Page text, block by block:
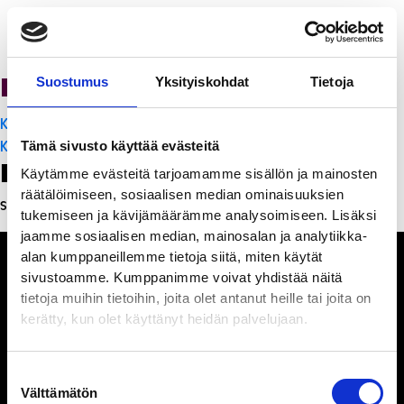
Suostumus Yksityiskohdat Tietoja
Tämä sivusto käyttää evästeitä
Käytämme evästeitä tarjoamamme sisällön ja mainosten
räätälöimiseen, sosiaalisen median ominaisuuksien
tukemiseen ja kävijämäärämme analysoimiseen. Lisäksi
jaamme sosiaalisen median, mainosalan ja analytiikka-
alan kumppaneillemme tietoja siitä, miten käytät
sivustoamme. Kumppanimme voivat yhdistää näitä
tietoja muihin tietoihin, joita olet antanut heille tai joita on
kerätty, kun olet käyttänyt heidän palvelujaan.
valinta
Välttämätön
PanchoVilla
Artikkelien
selaus
K-Citymarket Pori Puuvilla
K-Citymarket Pori Puuvilla
Leave a Reply
Sinun täytyy kirjautua sisään